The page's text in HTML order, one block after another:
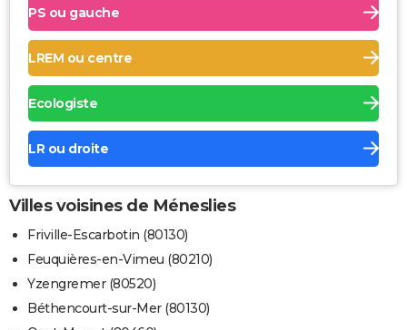
PS ou gauche
LREM ou centre
Ecologiste
LR ou droite
Villes voisines de Méneslies
Friville-Escarbotin (80130)
Feuquières-en-Vimeu (80210)
Yzengremer (80520)
Béthencourt-sur-Mer (80130)